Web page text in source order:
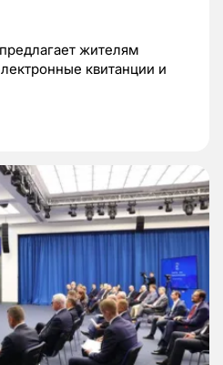
жителям
квитанции и